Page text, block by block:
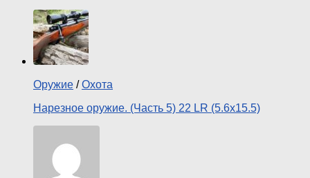
Оружие /Охота
Нарезное оружие. (Часть 5) 22 LR (5.6х15.5)